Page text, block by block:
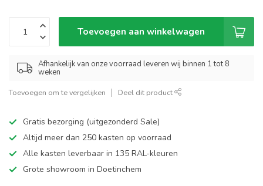
Toevoegen aan winkelwagen
Afhankelijk van onze voorraad leveren wij binnen 1 tot 8
weken
Toevoegen om te vergelijken Deel dit product
Gratis bezorging (uitgezonderd Sale)
Altijd meer dan 250 kasten op voorraad
Alle kasten leverbaar in 135 RAL-kleuren
Grote showroom in Doetinchem